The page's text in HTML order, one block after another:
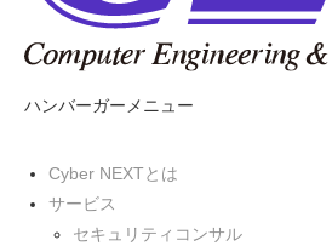
ハンバーガーメニュー
Cyber NEXTとは
サービス
セキュリティコンサル